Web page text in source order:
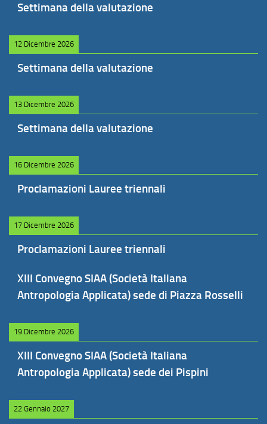
Settimana della valutazione
12 Dicembre 2026
Settimana della valutazione
13 Dicembre 2026
Settimana della valutazione
16 Dicembre 2026
Proclamazioni Lauree triennali
17 Dicembre 2026
Proclamazioni Lauree triennali
XIII Convegno SIAA (Società Italiana
Antropologia Applicata) sede di Piazza Rosselli
19 Dicembre 2026
XIII Convegno SIAA (Società Italiana
Antropologia Applicata) sede dei Pispini
22 Gennaio 2027